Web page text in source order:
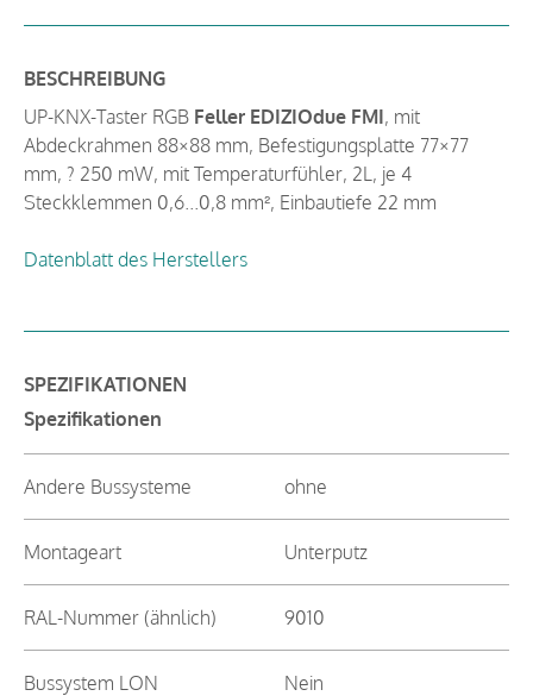
BESCHREIBUNG
UP-KNX-Taster RGB Feller EDIZIOdue FMI, mit
Abdeckrahmen 88×88 mm, Befestigungsplatte 77×77
mm, ? 250 mW, mit Temperaturfühler, 2L, je 4
Steckklemmen 0,6...0,8 mm², Einbautiefe 22 mm
Datenblatt des Herstellers
SPEZIFIKATIONEN
Spezifikationen
Andere Bussysteme ohne
Montageart Unterputz
RAL-Nummer (ähnlich) 9010
Bussystem LON Nein